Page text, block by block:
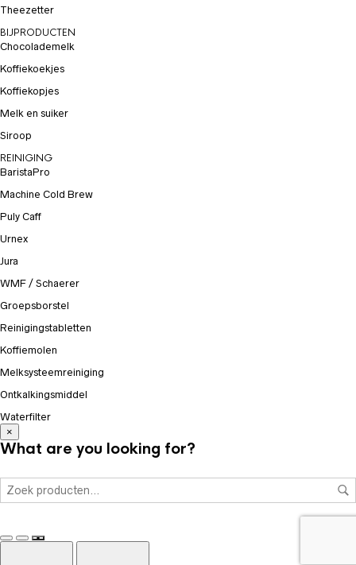
Theezetter
BIJPRODUCTEN
Chocolademelk
Koffiekoekjes
Koffiekopjes
Melk en suiker
Siroop
REINIGING
BaristaPro
Machine Cold Brew
Puly Caff
Urnex
Jura
WMF / Schaerer
Groepsborstel
Reinigingstabletten
Koffiemolen
Melksysteemreiniging
Ontkalkingsmiddel
Waterfilter
×
What are you looking for?